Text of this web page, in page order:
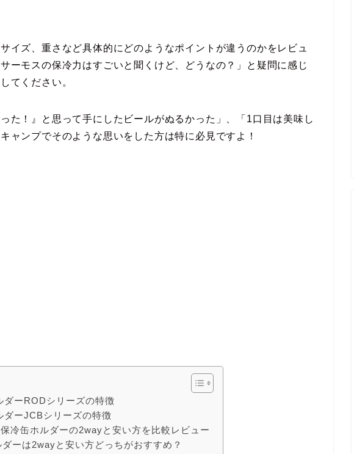
イズ、重さなど具体的にどのようなポイントが違うのかをレビュ
ーモスの保冷力はすごいと聞くけど、どうなの？」と疑問に感じ
てください。
た！』と思って手にしたビールがぬるかった」、「1口目は美味し
ャンプでそのような思いをした方は特に必見ですよ！
ーRODシリーズの特徴
ーJCBシリーズの特徴
冷缶ホルダーの2wayと安い方を比較レビュー
ーは2wayと安い方どっちがおすすめ？